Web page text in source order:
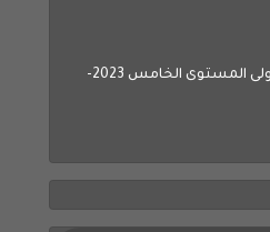
جميع فروض المرحلة الأولى المستوى الخامس 2023-